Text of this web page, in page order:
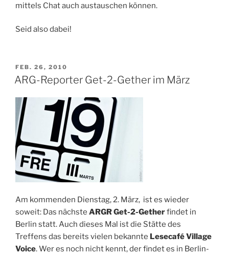
mittels Chat auch austauschen können.
Seid also dabei!
VERÖFFENTLICHT
AM
FEB. 26, 2010
ARG-Reporter Get-2-Gether im März
Am kommenden Dienstag, 2. März, ist es wieder
soweit: Das nächste ARGR Get-2-Getherfindet in
Berlin statt. Auch dieses Mal ist die Stätte des
Treffens das bereits vielen bekannte Lesecafé Village
Voice. Wer es noch nicht kennt, der findet es in Berlin-